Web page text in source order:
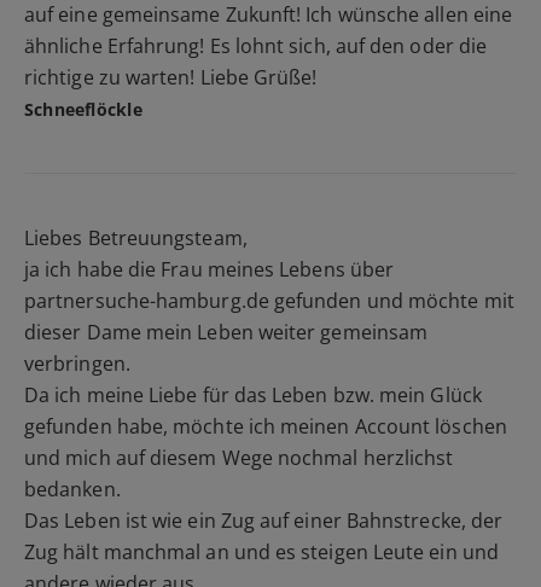
auf eine gemeinsame Zukunft! Ich wünsche allen eine
ähnliche Erfahrung! Es lohnt sich, auf den oder die
richtige zu warten! Liebe Grüße!
Schneeflöckle
Liebes Betreuungsteam,
ja ich habe die Frau meines Lebens über
partnersuche-hamburg.de gefunden und möchte mit
dieser Dame mein Leben weiter gemeinsam
verbringen.
Da ich meine Liebe für das Leben bzw. mein Glück
gefunden habe, möchte ich meinen Account löschen
und mich auf diesem Wege nochmal herzlichst
bedanken.
Das Leben ist wie ein Zug auf einer Bahnstrecke, der
Zug hält manchmal an und es steigen Leute ein und